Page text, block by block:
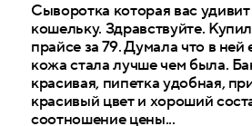
Сыворотка которая вас
кошельку. Здравствуйте.
прайсе за 79. Думала что в ней
кожа стала лучше чем была.
красивая, пипетка удобная,
красивый цвет и хороший
соотношение цены...